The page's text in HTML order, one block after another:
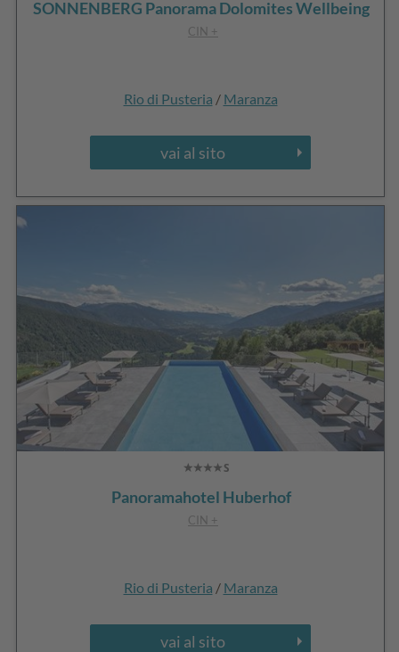
SONNENBERG Panorama Dolomites Wellbeing
CIN +
Rio di Pusteria / Maranza
vai al sito
Panoramahotel Huberhof
CIN +
Rio di Pusteria / Maranza
vai al sito